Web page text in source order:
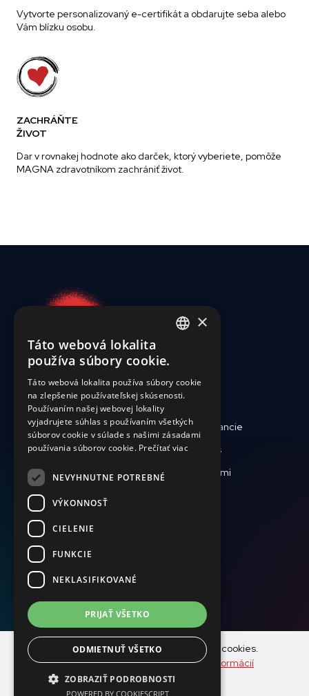
Náš web používa k analýze návštevnosti súbory cookies.
Používaním tohto webu s tým súhlasíte.Viac informácií
Vytvorte personalizovaný e-certifikát a obdarujte seba alebo
Vám blízku osobu.
ZACHRÁŇTE
ŽIVOT
Dar v rovnakej hodnote ako darček, ktorý vyberiete, pomôže
MAGNA zdravotníkom zachrániť život.
Kto sme
Zdravotná starostlivosť
Krízy a katastrofy
Aktuálne
Reporty a financie
Podporte nás
Pracujte s nami
+421 917 827 827
dar@magna.org
© Copyright MAGNA 2001-2025
CZECH
FRENCH
×
Táto webová lokalita
používa súbory cookie.
Táto webová lokalita používa súbory cookie
na zlepšenie používateľskej skúsenosti.
Používaním našej webovej lokality
vyjadrujete súhlas s používaním všetkých
súborov cookie v súlade s našimi zásadami
používania súborov cookie. Prečítať viac
NEVYHNUTNE POTREBNÉ
VÝKONNOSŤ
CIELENIE
FUNKCIE
NEKLASIFIKOVANÉ
PRIJAŤ VŠETKO
ODMIETNUŤ VŠETKO
ZOBRAZIŤ PODROBNOSTI
POWERED BY COOKIESCRIPT